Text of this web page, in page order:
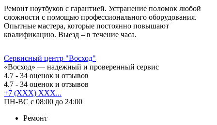
Ремонт ноутбуков с гарантией. Устранение поломок любой
сложности с помощью профессионального оборудования.
Опытные мастера, которые постоянно повышают
квалификацию. Выезд – в течение часа.
Сервисный центр "Восход"
«Восход» — надежный и проверенный сервис
4.7 - 34 оценок и отзывов
4.7 - 34 оценок и отзывов
+7 (XXX) XXX...
ПН-ВС с 08:00 до 24:00
Ремонт